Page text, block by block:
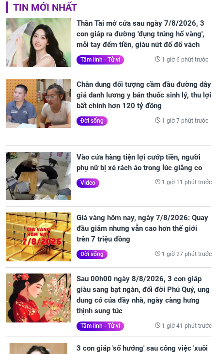
TIN MỚI NHẤT
Thần Tài mở cửa sau ngày 7/8/2026, 3
con giáp ra đường 'đụng trúng hố vàng',
mỏi tay đếm tiền, giàu nứt đố đổ vách
Tâm linh - Tử vi 1 giờ 6 phút trước
Chân dung đối tượng cầm đầu đường dây
giả danh lương y bán thuốc sinh lý, thu lợi
bất chính hơn 120 tỷ đồng
Đời sống 1 giờ 7 phút trước
Vào cửa hàng tiện lợi cướp tiền, người
phụ nữ bị xé rách áo trong lúc giằng co
Video 1 giờ 11 phút trước
Giá vàng hôm nay, ngày 7/8/2026: Quay
đầu giảm nhưng vẫn cao hơn thế giới
trên 7 triệu đồng
Đời sống 1 giờ 27 phút trước
Sau 00h00 ngày 8/8/2026, 3 con giáp
giàu sang bạt ngàn, đổi đời Phú Quý, ung
dung có của đầy nhà, ngày càng hưng
thịnh sung túc
Tâm linh - Tử vi 1 giờ 41 phút trước
3 con giáp 'số hưởng' sau công việc 'xuôi